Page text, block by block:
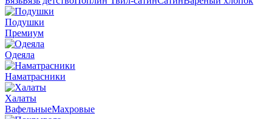
Подушки
Премиум
Одеяла
Наматрасники
Халаты
ВафельныеМахровые